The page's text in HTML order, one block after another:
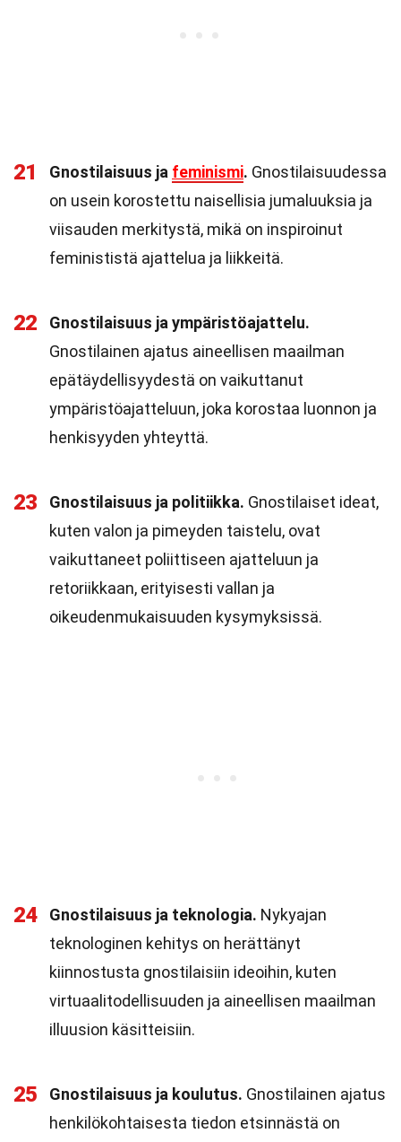
21 Gnostilaisuus ja feminismi. Gnostilaisuudessa
on usein korostettu naisellisia jumaluuksia ja
viisauden merkitystä, mikä on inspiroinut
feminististä ajattelua ja liikkeitä.
22
Gnostilaisuus ja ympäristöajattelu.
Gnostilainen ajatus aineellisen maailman
epätäydellisyydestä on vaikuttanut
ympäristöajatteluun, joka korostaa luonnon ja
henkisyyden yhteyttä.
23 Gnostilaisuus ja politiikka. Gnostilaiset ideat,
kuten valon ja pimeyden taistelu, ovat
vaikuttaneet poliittiseen ajatteluun ja
retoriikkaan, erityisesti vallan ja
oikeudenmukaisuuden kysymyksissä.
24 Gnostilaisuus ja teknologia. Nykyajan
teknologinen kehitys on herättänyt
kiinnostusta gnostilaisiin ideoihin, kuten
virtuaalitodellisuuden ja aineellisen maailman
illuusion käsitteisiin.
25 Gnostilaisuus ja koulutus. Gnostilainen ajatus
henkilökohtaisesta tiedon etsinnästä on